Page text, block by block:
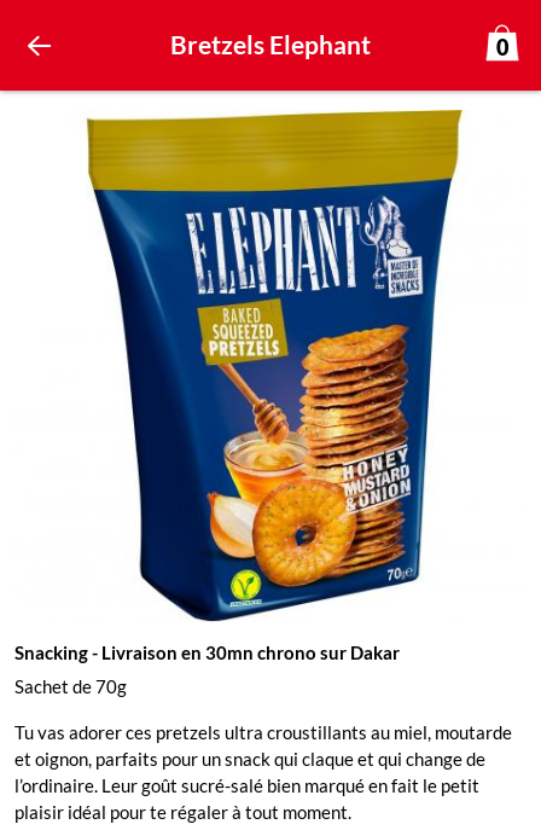
Bretzels Elephant 0
Snacking- Livraison en 30mn chrono sur Dakar
Sachet de 70g
Tu vas adorer ces pretzels ultra croustillants au miel, moutarde
et oignon, parfaits pour un snack qui claque et qui change de
l’ordinaire. Leur goût sucré-salé bien marqué en fait le petit
plaisir idéal pour te régaler à tout moment.